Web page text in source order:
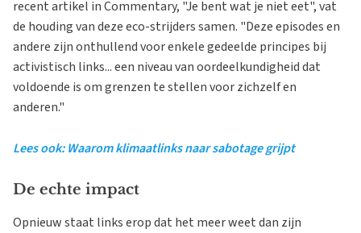
recent artikel in Commentary, "Je bent wat je niet eet", vat
de houding van deze eco-strijders samen. "Deze episodes en
andere zijn onthullend voor enkele gedeelde principes bij
activistisch links... een niveau van oordeelkundigheid dat
voldoende is om grenzen te stellen voor zichzelf en
anderen."
Lees ook: Waarom klimaatlinks naar sabotage grijpt
De echte impact
Opnieuw staat links erop dat het meer weet dan zijn